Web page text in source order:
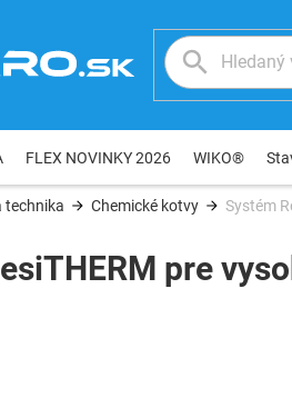
FLEX NOVINKY 2026 WIKO®
technika Chemické kotvy Systém
pre